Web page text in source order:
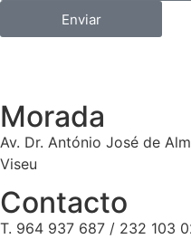
Enviar
Morada
Av. Dr. António José de
Viseu
Contacto
T. 964 937 687 / 232 103